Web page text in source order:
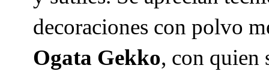
decoraciones con polvo
Ogata Gekko, con quien